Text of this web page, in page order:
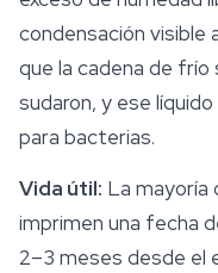
condensación visible
que la cadena de frío
sudaron, y ese
para bacterias.
Vida útil: La mayoría
imprimen una fecha
2–3 meses desde el